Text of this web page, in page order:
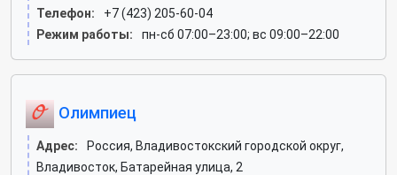
Телефон:
+7 (423) 205-60-04
Режим работы:
пн-сб 07:00–23:00; вс 09:00–22:00
Олимпиец
Адрес:
Россия, Владивостокский городской округ,
Владивосток, Батарейная улица, 2